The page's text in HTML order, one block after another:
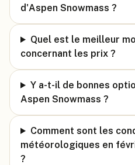
d'Aspen Snowmass ?
Quel est le meilleur
concernant les prix ?
Y a-t-il de bonnes
Aspen Snowmass ?
Comment sont les
météorologiques en
?